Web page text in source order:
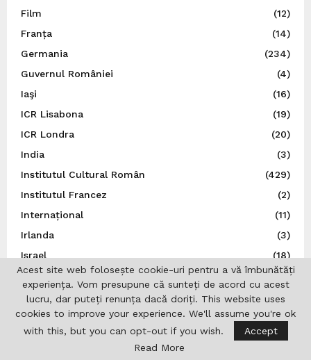
Film
(12)
Franța
(14)
Germania
(234)
Guvernul României
(4)
Iaşi
(16)
ICR Lisabona
(19)
ICR Londra
(20)
India
(3)
Institutul Cultural Român
(429)
Institutul Francez
(2)
Internațional
(11)
Irlanda
(3)
Israel
(18)
Istorie
(43)
Italia
(79)
Japonia
(14)
Jurnalistică
(7)
Acest site web folosește cookie-uri pentru a vă îmbunătăți
experiența. Vom presupune că sunteți de acord cu acest
lucru, dar puteți renunța dacă doriți. This website uses
cookies to improve your experience. We'll assume you're ok
with this, but you can opt-out if you wish.
Accept
Read More